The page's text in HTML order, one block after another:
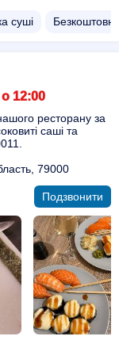
суші
12:00
ресторану за
саші та
79000
Подзвонити